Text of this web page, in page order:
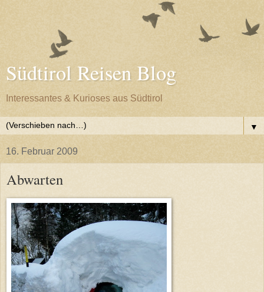
Südtirol Reisen Blog
Interessantes & Kurioses aus Südtirol
▼
16. Februar 2009
Abwarten